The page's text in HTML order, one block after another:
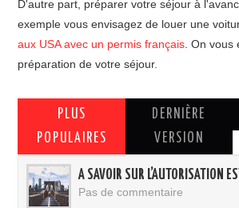
D'autre part, préparer votre séjour à
exemple vous envisagez de louer une
aux USA avec un permis français. On vous
préparation de votre séjour.
PLUS
POPULAIRES
DERNIÈRE
VERSION
A SAVOIR SUR L’AUTORISATION
Pas de commentaire